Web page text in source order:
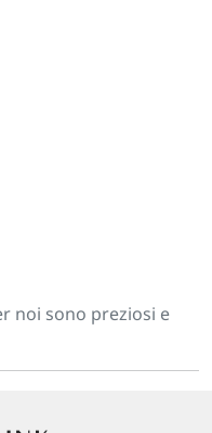
noi sono preziosi e